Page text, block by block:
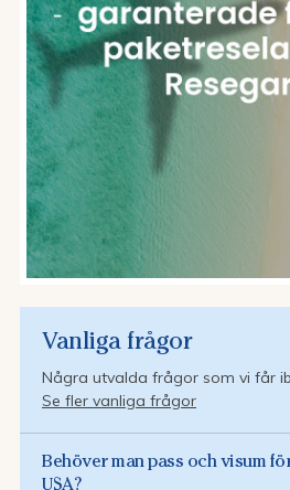
Vanliga frågor
Några utvalda frågor som vi får
Se fler vanliga frågor
Behöver man pass och visum
USA?